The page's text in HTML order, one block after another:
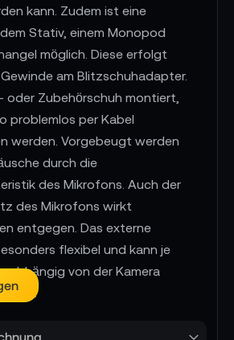
kann. Zudem ist eine
Stativ, einem Monopod
möglich. Diese erfolgt
am Blitzschuhadapter.
oder Zubehörschuh montiert,
problemlos per Kabel
werden. Vorgebeugt werden
durch die
des Mikrofons. Auch der
des Mikrofons wirkt
entgegen. Das externe
flexibel und kann je
von der Kamera